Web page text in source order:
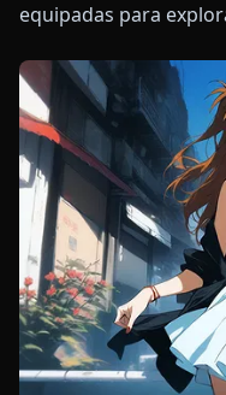
equipadas para